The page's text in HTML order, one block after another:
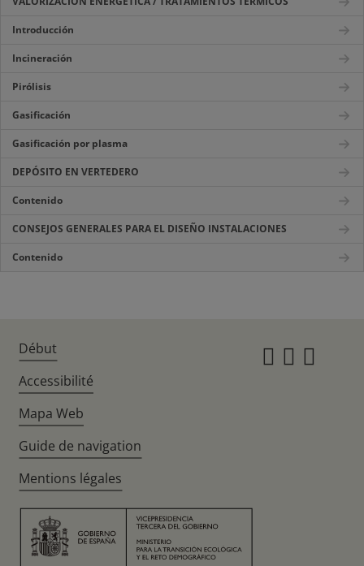
Introducción
Incineración
Pirólisis
Gasificación
Gasificación por plasma
DEPÓSITO EN VERTEDERO
Contenido
CONSEJOS GENERALES PARA EL DISEÑO INSTALACIONES
Contenido
Début
Accessibilité
Mapa Web
Guide de navigation
Mentions légales